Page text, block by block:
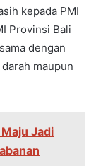
kepada PMI
Provinsi Bali
dengan
maupun
Jadi